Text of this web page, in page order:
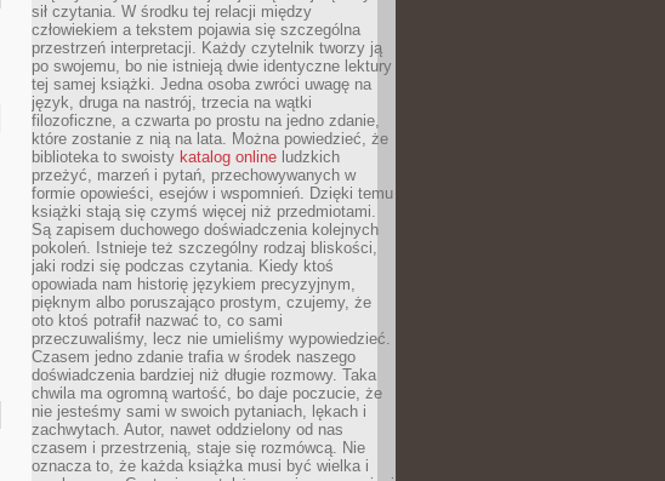
sił czytania. W środku tej relacji między
człowiekiem a tekstem pojawia się szczególna
przestrzeń interpretacji. Każdy czytelnik tworzy ją
po swojemu, bo nie istnieją dwie identyczne lektury
tej samej książki. Jedna osoba zwróci uwagę na
język, druga na nastrój, trzecia na wątki
filozoficzne, a czwarta po prostu na jedno zdanie,
które zostanie z nią na lata. Można powiedzieć, że
biblioteka to swoisty katalog online ludzkich
przeżyć, marzeń i pytań, przechowywanych w
formie opowieści, esejów i wspomnień. Dzięki temu
książki stają się czymś więcej niż przedmiotami.
Są zapisem duchowego doświadczenia kolejnych
pokoleń. Istnieje też szczególny rodzaj bliskości,
jaki rodzi się podczas czytania. Kiedy ktoś
opowiada nam historię językiem precyzyjnym,
pięknym albo poruszająco prostym, czujemy, że
oto ktoś potrafił nazwać to, co sami
przeczuwaliśmy, lecz nie umieliśmy wypowiedzieć.
Czasem jedno zdanie trafia w środek naszego
doświadczenia bardziej niż długie rozmowy. Taka
chwila ma ogromną wartość, bo daje poczucie, że
nie jesteśmy sami w swoich pytaniach, lękach i
zachwytach. Autor, nawet oddzielony od nas
czasem i przestrzenią, staje się rozmówcą. Nie
oznacza to, że każda książka musi być wielka i